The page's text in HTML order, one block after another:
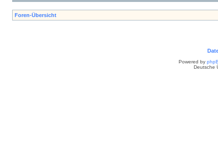
Foren-Übersicht
Powered by
Deutsche